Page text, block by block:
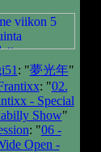
: "夢光年"
: "02.
- Special
Show"
: "06 -
Open -